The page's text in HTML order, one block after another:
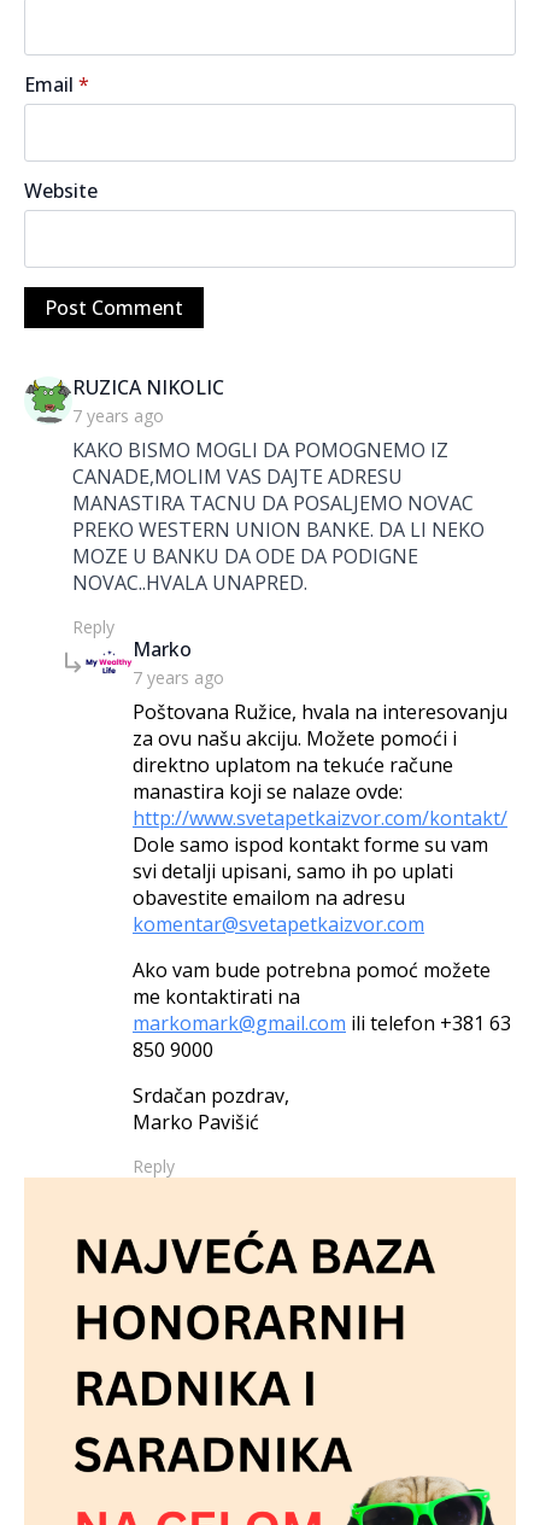
Email *
Website
RUZICA NIKOLICsays:
7 years ago
KAKO BISMO MOGLI DA POMOGNEMO IZ
CANADE,MOLIM VAS DAJTE ADRESU
MANASTIRA TACNU DA POSALJEMO NOVAC
PREKO WESTERN UNION BANKE. DA LI NEKO
MOZE U BANKU DA ODE DA PODIGNE
NOVAC..HVALA UNAPRED.
Reply
Marko
7 years ago
Poštovana Ružice, hvala na interesovanju
za ovu našu akciju. Možete pomoći i
direktno uplatom na tekuće račune
manastira koji se nalaze ovde:
http://www.svetapetkaizvor.com/kontakt/
Dole samo ispod kontakt forme su vam
svi detalji upisani, samo ih po uplati
obavestite emailom na adresu
komentar@svetapetkaizvor.com
Ako vam bude potrebna pomoć možete
me kontaktirati na
markomark@gmail.com ili telefon +381 63
850 9000
Srdačan pozdrav,
Marko Pavišić
Reply